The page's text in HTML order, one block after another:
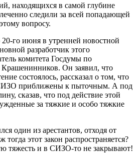
находящихся в самой глубине
следили за всей попадающей
вопросу.
20-го июня в утренней новостной
разработчик этого
комитета Госдумы по
Крашенинников. Он заявил, что
состоялось, рассказал о том, что
приближены к пыточным. А под
сказав, что под действие этой
за тяжкие и особо тяжкие
один из арестантов, отходя от
тогда этот закон распространяется?
тяжесть и в СИЗО-то не закрывают!